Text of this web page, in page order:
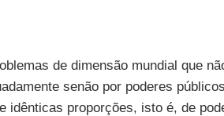
de dimensão mundial que
senão por poderes
idênticas proporções, isto é, de